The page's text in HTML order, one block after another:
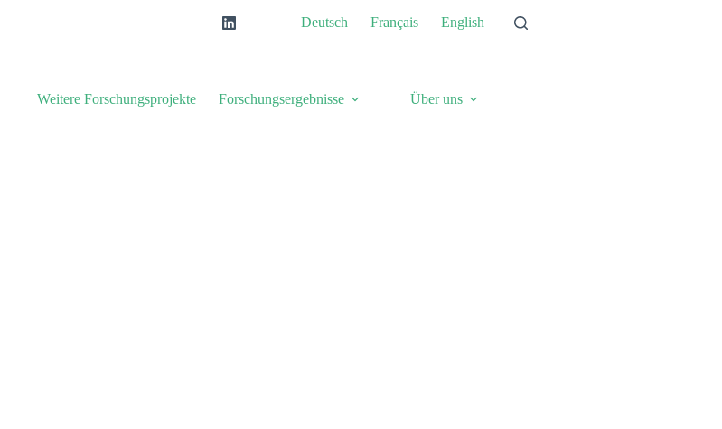
Deutsch Français English
Weitere Forschungsprojekte Forschungsergebnisse Über uns